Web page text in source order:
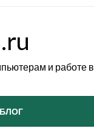
и работе
БЛОГ